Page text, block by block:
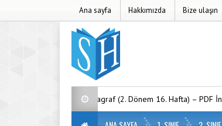
Ana sayfa Hakkımızda Bize ulaşın
3. Sınıf Haftalık Paragraf (2. Dönem 16. Hafta) – PDF İndir